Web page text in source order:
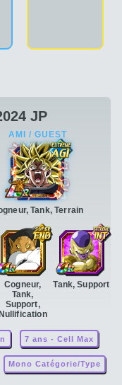
JP
Cogneur,
Tank,
Support,
Nullification
Tank, Support
Tank, Terrain
7 ans - Cell Max
Mono Catégorie/Type